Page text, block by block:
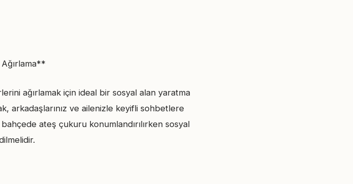
ağırlamak için ideal bir sosyal alan yaratma
arkadaşlarınız ve ailenizle keyifli sohbetlere
ateş çukuru konumlandırılırken sosyal